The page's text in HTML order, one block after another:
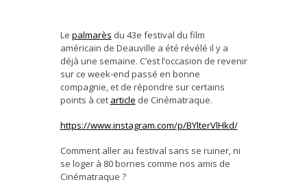
Le palmarès du 43e festival du film
américain de Deauville a été révélé il y a
déjà une semaine. C’est l’occasion de revenir
sur ce week-end passé en bonne
compagnie, et de répondre sur certains
points à cet article de Cinématraque.
https://www.instagram.com/p/BYlterVlHkd/
Comment aller au festival sans se ruiner, ni
se loger à 80 bornes comme nos amis de
Cinématraque ?